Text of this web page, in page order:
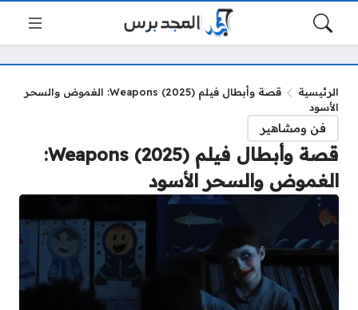
الرئيسية
قصة وأبطال فيلم Weapons (2025): الغموض والسحر
الأسود
فن ومشاهير
قصة وأبطال فيلم Weapons (2025):
الغموض والسحر الأسود